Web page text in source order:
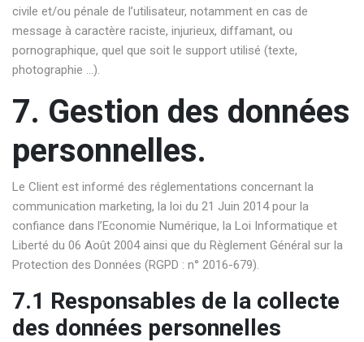
civile et/ou pénale de l’utilisateur, notamment en cas de
message à caractère raciste, injurieux, diffamant, ou
pornographique, quel que soit le support utilisé (texte,
photographie …).
7. Gestion des données
personnelles.
Le Client est informé des réglementations concernant la
communication marketing, la loi du 21 Juin 2014 pour la
confiance dans l’Economie Numérique, la Loi Informatique et
Liberté du 06 Août 2004 ainsi que du Règlement Général sur la
Protection des Données (RGPD : n° 2016-679).
7.1 Responsables de la collecte
des données personnelles